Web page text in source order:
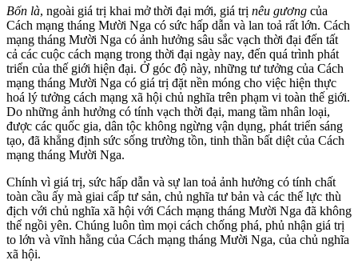
Bốn là, ngoài giá trị khai mở thời đại mới, giá trị nêu gương của
Cách mạng tháng Mười Nga có sức hấp dẫn và lan toả rất lớn. Cách
mạng tháng Mười Nga có ảnh hưởng sâu sắc vạch thời đại đến tất
cả các cuộc cách mạng trong thời đại ngày nay, đến quá trình phát
triển của thế giới hiện đại. Ở góc độ này, những tư tưởng của Cách
mạng tháng Mười Nga có giá trị đặt nền móng cho việc hiện thực
hoá lý tưởng cách mạng xã hội chủ nghĩa trên phạm vi toàn thế giới.
Do những ảnh hưởng có tính vạch thời đại, mang tầm nhân loại,
được các quốc gia, dân tộc không ngừng vận dụng, phát triển sáng
tạo, đã khẳng định sức sống trường tồn, tinh thần bất diệt của Cách
mạng tháng Mười Nga.
Chính vì giá trị, sức hấp dẫn và sự lan toả ảnh hưởng có tính chất
toàn cầu ấy mà giai cấp tư sản, chủ nghĩa tư bản và các thế lực thù
địch với chủ nghĩa xã hội với Cách mạng tháng Mười Nga đã không
thể ngồi yên. Chúng luôn tìm mọi cách chống phá, phủ nhận giá trị
to lớn và vĩnh hằng của Cách mạng tháng Mười Nga, của chủ nghĩa
xã hội.